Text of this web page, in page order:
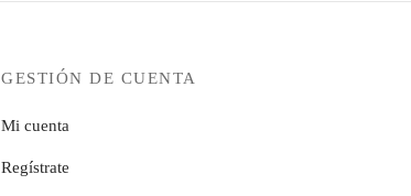
GESTIÓN DE CUENTA
Mi cuenta
Regístrate